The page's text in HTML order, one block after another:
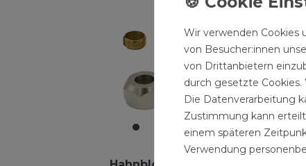
Wir verwenden Cookies
von Besucher:innen
von Drittanbietern
durch gesetzte
Die Datenverarbeitung
Zustimmung kann
einem späteren
Verwendung